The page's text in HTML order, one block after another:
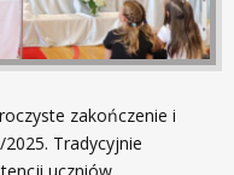
zakończenie i
Tradycyjnie